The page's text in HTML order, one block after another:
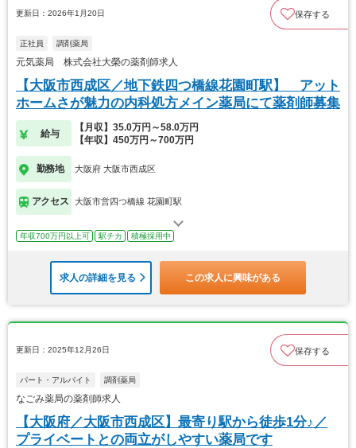
更新日：2026年1月20日 保存する
正社員 調剤薬局
元気薬局 株式会社大榮の薬剤師求人
【大阪市西成区／地下鉄四つ橋線花園町駅】 アット
ホームさが魅力の内科処方メイン薬局にて薬剤師募集
給与
【月収】35.0万円～58.0万円
【年収】450万円～700万円
勤務地 大阪府 大阪市西成区
アクセス 大阪市営四つ橋線 花園町駅
年収700万円以上可 駅チカ 積極採用中
求人の詳細を見る この求人に興味がある
更新日：2025年12月26日 保存する
パート・アルバイト 調剤薬局
なごみ薬局の薬剤師求人
【大阪府／大阪市西成区】最寄り駅から徒歩1分♪／
プライベートとの両立がしやすい薬局です